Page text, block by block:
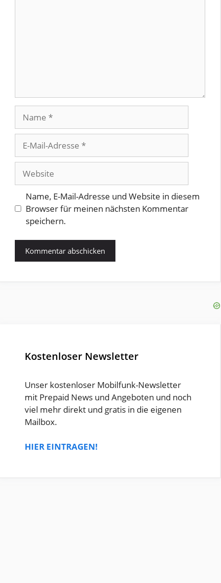
Mail-
Adresse
Website
Name, E-Mail-Adresse und Website in diesem
Browser für meinen nächsten Kommentar
speichern.
Kostenloser Newsletter
Unser kostenloser Mobilfunk-Newsletter
mit Prepaid News und Angeboten und noch
viel mehr direkt und gratis in die eigenen
Mailbox.
HIER EINTRAGEN!